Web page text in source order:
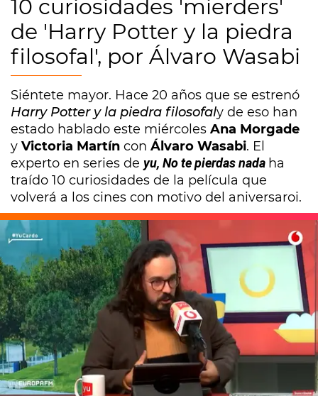
10 curiosidades 'mierders'
de 'Harry Potter y la piedra
filosofal', por Álvaro Wasabi
Siéntete mayor. Hace 20 años que se estrenó
Harry Potter y la piedra filosofaly de eso han
estado hablado este miércoles Ana Morgade
y Victoria Martín con Álvaro Wasabi. El
experto en series de yu, No te pierdas nada ha
traído 10 curiosidades de la película que
volverá a los cines con motivo del aniversaroi.